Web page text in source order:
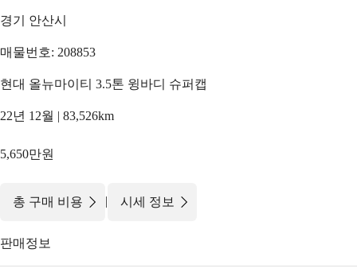
경기 안산시
매물번호: 208853
현대 올뉴마이티 3.5톤 윙바디 슈퍼캡
22년 12월 | 83,526km
5,650만원
총 구매 비용 | 시세 정보
판매정보